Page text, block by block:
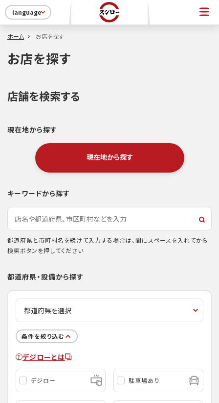
language
ホーム お店を探す
お店を探す
店舗を検索する
現在地から探す
現在地から探す
キーワードから探す
都道府県と市町村名を続けて入力する場合は、間にスペースを入れてから
検索ボタンを押してください
都道府県・設備から探す
条件を絞り込む
デジローとは
デジロー 駐車場あり